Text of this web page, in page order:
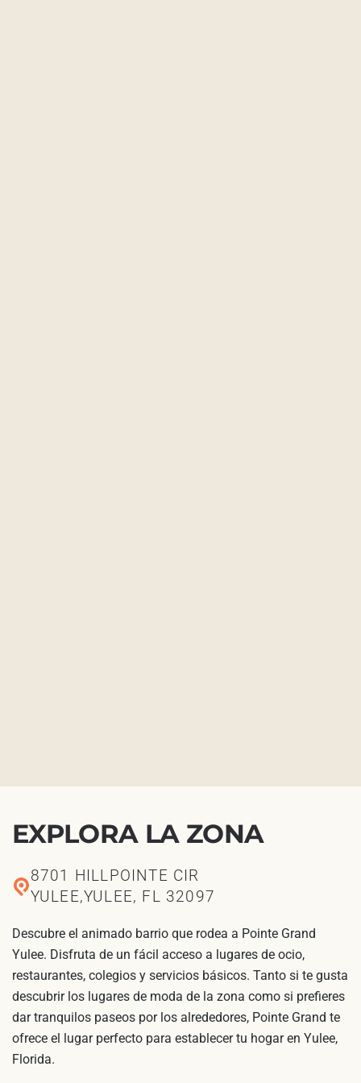
EXPLORA LA ZONA
8701 HILLPOINTE CIR
YULEE,YULEE, FL 32097
Descubre el animado barrio que rodea a Pointe Grand
Yulee. Disfruta de un fácil acceso a lugares de ocio,
restaurantes, colegios y servicios básicos. Tanto si te gusta
descubrir los lugares de moda de la zona como si prefieres
dar tranquilos paseos por los alrededores, Pointe Grand te
ofrece el lugar perfecto para establecer tu hogar en Yulee,
Florida.